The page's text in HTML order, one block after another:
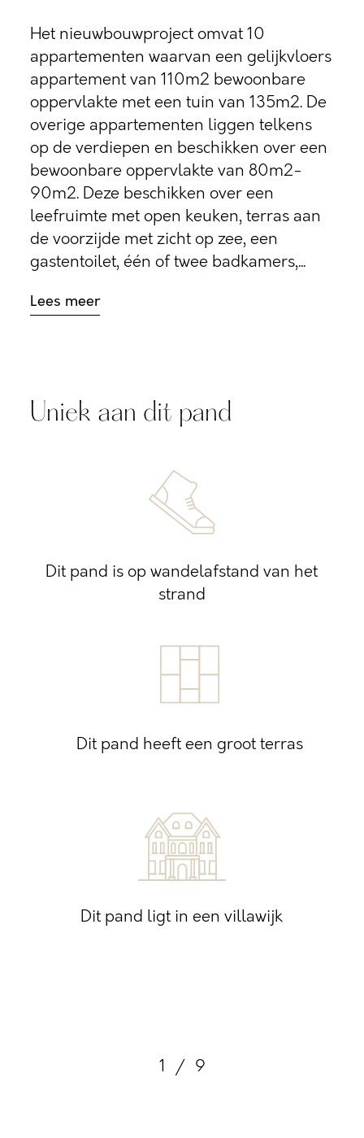
Het nieuwbouwproject omvat 10
appartementen waarvan een gelijkvloers
appartement van 110m2 bewoonbare
oppervlakte met een tuin van 135m2. De
overige appartementen liggen telkens
op de verdiepen en beschikken over een
bewoonbare oppervlakte van 80m2-
90m2. Deze beschikken over een
leefruimte met open keuken, terras aan
de voorzijde met zicht op zee, een
gastentoilet, één of twee badkamers,...
Lees meer
Uniek aan dit pand
Dit pand is op wandelafstand van het
strand
Dit pand heeft een groot terras
Dit pand ligt in een villawijk
1 / 9